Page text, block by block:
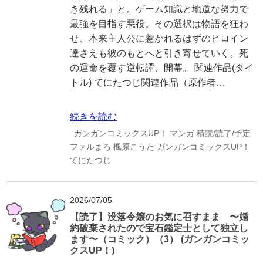
き残れる」と。ゲーム知識と地道な努力で
最強を目指す悪役。その選択は物語を狂わ
せ、本来主人公に惹かれるはずのヒロイン
達さえも彼のもとへと引き寄せていく。死
の運命を覆す逆転譚、開幕。 関連作品(タイ
トル) てにたつじ関連作品（原作者…
続きを読む
ガンガンコミックスUP！ マンガ 積読/読了/予定
ファルまろ 楓原こうた ガンガンコミックスUP！
てにたつじ
2026/07/05
【読了】没落令嬢のお気に召すまま 〜婚
約破棄されたので宝石鑑定士として独立し
ます〜（コミック）（3） (ガンガンコミッ
クスUP！)